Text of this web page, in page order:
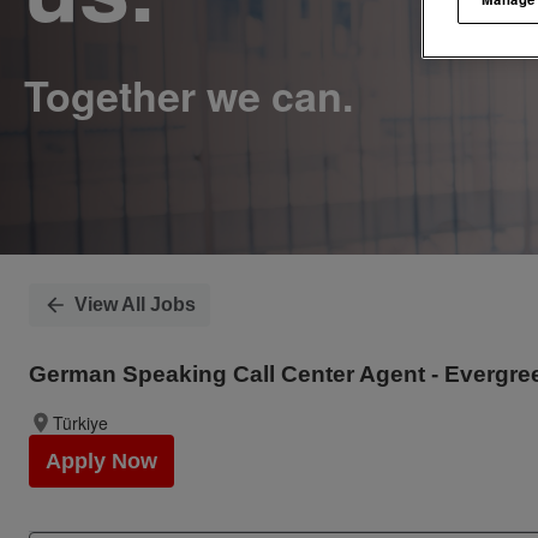
View All Jobs
German Speaking Call Center Agent -
Türkiye
Apply Now